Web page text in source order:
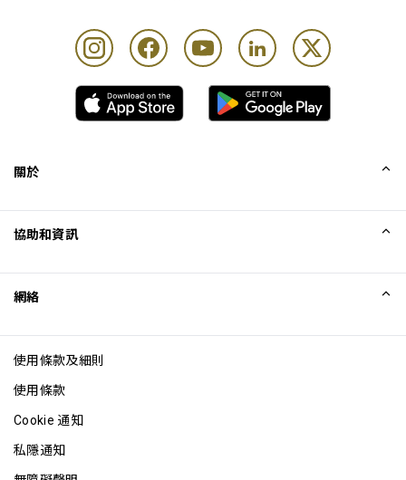
關於
Excellence Awards
網誌
協助和資訊
網絡
使用條款及細則
使用條款
Cookie 通知
私隱通知